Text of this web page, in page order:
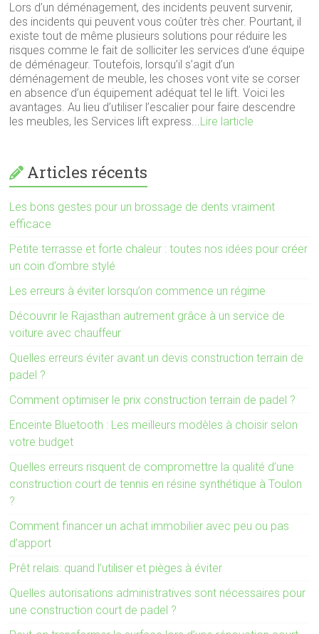
Lors d’un déménagement, des incidents peuvent survenir,
des incidents qui peuvent vous coûter très cher. Pourtant, il
existe tout de même plusieurs solutions pour réduire les
risques comme le fait de solliciter les services d’une équipe
de déménageur. Toutefois, lorsqu’il s’agit d’un
déménagement de meuble, les choses vont vite se corser
en absence d’un équipement adéquat tel le lift. Voici les
avantages. Au lieu d’utiliser l’escalier pour faire descendre
les meubles, les Services lift express...Lire larticle
Articles récents
Les bons gestes pour un brossage de dents vraiment
efficace
Petite terrasse et forte chaleur : toutes nos idées pour créer
un coin d’ombre stylé
Les erreurs à éviter lorsqu’on commence un régime
Découvrir le Rajasthan autrement grâce à un service de
voiture avec chauffeur
Quelles erreurs éviter avant un devis construction terrain de
padel ?
Comment optimiser le prix construction terrain de padel ?
Enceinte Bluetooth : Les meilleurs modèles à choisir selon
votre budget
Quelles erreurs risquent de compromettre la qualité d’une
construction court de tennis en résine synthétique à Toulon
?
Comment financer un achat immobilier avec peu ou pas
d’apport
Prêt relais: quand l’utiliser et pièges à éviter
Quelles autorisations administratives sont nécessaires pour
une construction court de padel ?